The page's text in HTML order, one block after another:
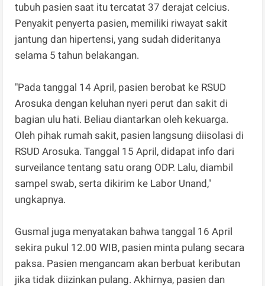
tubuh pasien saat itu tercatat 37 derajat celcius.
Penyakit penyerta pasien, memiliki riwayat sakit
jantung dan hipertensi, yang sudah dideritanya
selama 5 tahun belakangan.
"Pada tanggal 14 April, pasien berobat ke RSUD
Arosuka dengan keluhan nyeri perut dan sakit di
bagian ulu hati. Beliau diantarkan oleh kekuarga.
Oleh pihak rumah sakit, pasien langsung diisolasi di
RSUD Arosuka. Tanggal 15 April, didapat info dari
surveilance tentang satu orang ODP. Lalu, diambil
sampel swab, serta dikirim ke Labor Unand,"
ungkapnya.
Gusmal juga menyatakan bahwa tanggal 16 April
sekira pukul 12.00 WIB, pasien minta pulang secara
paksa. Pasien mengancam akan berbuat keributan
jika tidak diizinkan pulang. Akhirnya, pasien dan